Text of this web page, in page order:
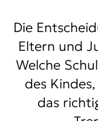
Die
Eltern und
Welche
des
das